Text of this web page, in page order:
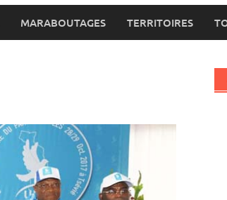
MARABOUTAGES TERRITOIRES